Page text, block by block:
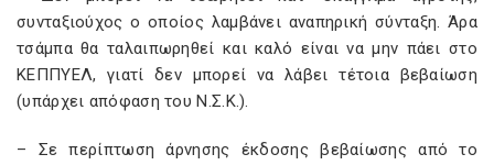
συνταξιούχος ο οποίος λαμβάνει αναπηρική σύνταξη. Άρα
τσάμπα θα ταλαιπωρηθεί και καλό είναι να μην πάει στο
ΚΕΠΠΥΕΛ, γιατί δεν μπορεί να λάβει τέτοια βεβαίωση
(υπάρχει απόφαση του Ν.Σ.Κ.).
– Σε περίπτωση άρνησης έκδοσης βεβαίωσης από το